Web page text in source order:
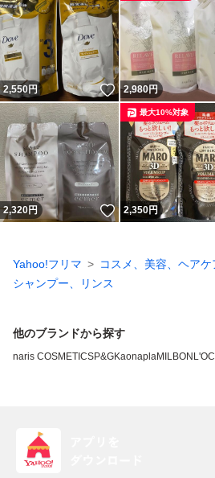
2,550円 いいね！
2,980円
2,320円 いいね！
2,350円
最大10%対象
Yahoo!フリマ コスメ、美容、ヘアケ
シャンプー、リンス
他のブランドから探す
naris COSMETICSP&GKaonaplaMILBON